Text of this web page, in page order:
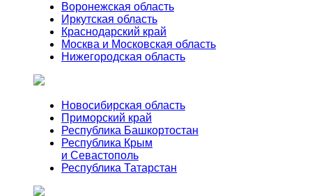
Воронежская область
Иркутская область
Краснодарский край
Москва и Московская область
Нижегородская область
Новосибирская область
Приморский край
Республика Башкортостан
Республика Крым
и Севастополь
Республика Татарстан